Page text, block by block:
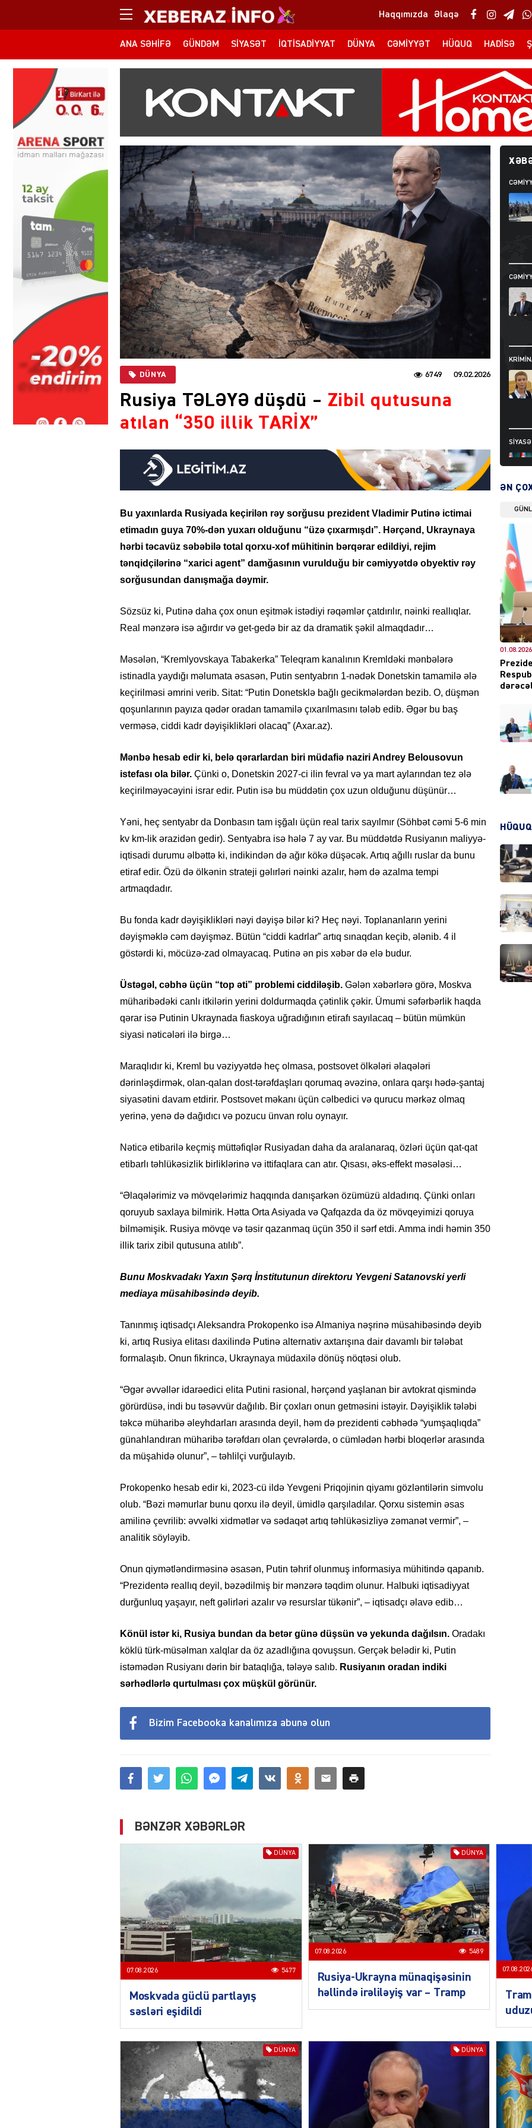
Haqqımızda Əlaqə
ANA SƏHIFƏ GÜNDƏM SIYASƏT İQTISADIYYAT DÜNYA CƏMIYYƏT HÜQUQ HADISƏ
DÜNYA 09.02.2026
6749
Rusiya TƏLƏYƏ düşdü – Zibil qutusuna
atılan “350 illik TARİX”
Bu yaxınlarda Rusiyada keçirilən rəy sorğusu prezident Vladimir Putinə ictimai
etimadın guya 70%-dən yuxarı olduğunu “üzə çıxarmışdı”. Hərçənd, Ukraynaya
hərbi təcavüz səbəbilə total qorxu-xof mühitinin bərqərar edildiyi, rejim
tənqidçilərinə “xarici agent” damğasının vurulduğu bir cəmiyyətdə obyektiv rəy
sorğusundan danışmağa dəymir.
Sözsüz ki, Putinə daha çox onun eşitmək istədiyi rəqəmlər çatdırılır, nəinki reallıqlar.
Real mənzərə isə ağırdır və get-gedə bir az da dramatik şəkil almaqdadır…
Məsələn, “Kremlyovskaya Tabakerka” Teleqram kanalının Kremldəki mənbələrə
istinadla yaydığı məlumata əsasən, Putin sentyabrın 1-nədək Donetskin tamamilə ələ
keçirilməsi əmrini verib. Sitat: “Putin Donetsklə bağlı gecikmələrdən bezib. O, düşmən
qoşunlarının payıza qədər oradan tamamilə çıxarılmasını tələb edib. Əgər bu baş
verməsə, ciddi kadr dəyişiklikləri olacaq” (Axar.az).
Mənbə hesab edir ki, belə qərarlardan biri müdafiə naziri Andrey Belousovun
istefası ola bilər. Çünki o, Donetskin 2027-ci ilin fevral və ya mart aylarından tez ələ
keçirilməyəcəyini israr edir. Putin isə bu müddətin çox uzun olduğunu düşünür…
Yəni, heç sentyabr da Donbasın tam işğalı üçün real tarix sayılmır (Söhbət cəmi 5-6 min
kv km-lik ərazidən gedir). Sentyabra isə hələ 7 ay var. Bu müddətdə Rusiyanın maliyyə-
iqtisadi durumu əlbəttə ki, indikindən də ağır kökə düşəcək. Artıq ağıllı ruslar da bunu
etiraf edir. Özü də ölkənin strateji gəlırləri nəinki azalır, həm də azalma tempi
artmaqdadır.
Bu fonda kadr dəyişiklikləri nəyi dəyişə bilər ki? Heç nəyi. Toplananların yerini
dəyişməklə cəm dəyişməz. Bütün “ciddi kadrlar” artıq sınaqdan keçib, ələnib. 4 il
göstərdi ki, möcüzə-zad olmayacaq. Putinə ən pis xəbər də elə budur.
Üstəgəl, cəbhə üçün “top əti” problemi ciddiləşib. Gələn xəbərlərə görə, Moskva
müharibədəki canlı itkilərin yerini doldurmaqda çətinlik çəkir. Ümumi səfərbərlik haqda
qərar isə Putinin Ukraynada fiaskoya uğradığının etirafı sayılacaq – bütün mümkün
siyasi nəticələri ilə birgə…
Maraqlıdır ki, Kreml bu vəziyyətdə heç olmasa, postsovet ölkələri əlaqələri
dərinləşdirmək, olan-qalan dost-tərəfdaşları qorumaq əvəzinə, onlara qarşı hədə-şantaj
siyasətini davam etdirir. Postsovet məkanı üçün cəlbedici və qurucu mərkəz olmaq
yerinə, yenə də dağıdıcı və pozucu ünvan rolu oynayır.
Nəticə etibarilə keçmiş müttəfiqlər Rusiyadan daha da aralanaraq, özləri üçün qat-qat
etibarlı təhlükəsizlik birliklərinə və ittifaqlara can atır. Qısası, əks-effekt məsələsi…
“Əlaqələrimiz və mövqelərimiz haqqında danışarkən özümüzü aldadırıq. Çünki onları
qoruyub saxlaya bilmirik. Hətta Orta Asiyada və Qafqazda da öz mövqeyimizi qoruya
bilməmişik. Rusiya mövqe və təsir qazanmaq üçün 350 il sərf etdi. Amma indi həmin 350
illik tarix zibil qutusuna atılıb”.
Bunu Moskvadakı Yaxın Şərq İnstitutunun direktoru Yevgeni Satanovski yerli
mediaya müsahibəsində deyib.
Tanınmış iqtisadçı Aleksandra Prokopenko isə Almaniya nəşrinə müsahibəsində deyib
ki, artıq Rusiya elitası daxilində Putinə alternativ axtarışına dair davamlı bir tələbat
formalaşıb. Onun fikrincə, Ukraynaya müdaxilə dönüş nöqtəsi olub.
“Əgər əvvəllər idarəedici elita Putini rasional, hərçənd yaşlanan bir avtokrat qismində
görürdüsə, indi bu təsəvvür dağılıb. Bir çoxları onun getməsini istəyir. Dəyişiklik tələbi
təkcə müharibə əleyhdarları arasında deyil, həm də prezidenti cəbhədə “yumşaqlıqda”
günahlandıran müharibə tərəfdarı olan çevrələrdə, o cümlədən hərbi bloqerlər arasında
da müşahidə olunur”, – təhlilçi vurğulayıb.
Prokopenko hesab edir ki, 2023-cü ildə Yevgeni Priqojinin qiyamı gözləntilərin simvolu
olub. “Bəzi məmurlar bunu qorxu ilə deyil, ümidlə qarşıladılar. Qorxu sistemin əsas
amilinə çevrilib: əvvəlki xidmətlər və sədaqət artıq təhlükəsizliyə zəmanət vermir”, –
analitik söyləyib.
Onun qiymətləndirməsinə əsasən, Putin təhrif olunmuş informasiya mühitində qapanıb.
“Prezidentə reallıq deyil, bəzədilmiş bir mənzərə təqdim olunur. Halbuki iqtisadiyyat
durğunluq yaşayır, neft gəlirləri azalır və resurslar tükənir”, – iqtisadçı əlavə edib…
Könül istər ki, Rusiya bundan da betər günə düşsün və yekunda dağılsın. Oradakı
köklü türk-müsəlman xalqlar da öz azadlığına qovuşsun. Gerçək belədir ki, Putin
istəmədən Rusiyanı dərin bir bataqlığa, tələyə salıb. Rusiyanın oradan indiki
sərhədlərlə qurtulması çox müşkül görünür.
Bizim Facebooka kanalımıza abunə olun
DÜNYA
DÜNYA
DÜNYA
MANŞET
DÜNYA
ƏN
01.08.2026
HÜQUQ
BƏNZƏR XƏBƏRLƏR
DÜNYA
07.08.2026 5477
Moskvada güclü partlayış
səsləri eşidildi
DÜNYA
07.08.2026 5489
Rusiya-Ukrayna münaqişəsinin
həllində irəliləyiş var – Tramp
DÜNYA DÜNYA